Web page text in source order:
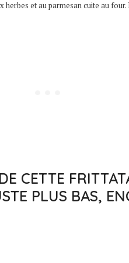
herbes et au parmesan cuite au four.
CETTE
PLUS BAS,